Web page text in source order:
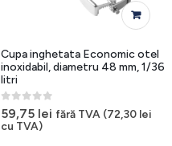
Cupa inghetata Economic otel
inoxidabil, diametru 48 mm, 1/36
litri
0out of 5
59,75 lei fără TVA (72,30 lei
cu TVA)